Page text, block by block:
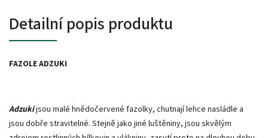
Detailní popis produktu
FAZOLE ADZUKI
Adzukijsou malé hnědočervené fazolky, chutnají lehce nasládle a
jsou dobře stravitelné. Stejně jako jiné luštěniny, jsou skvělým